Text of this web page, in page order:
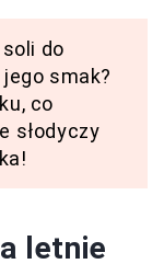
do
smak?
co
słodyczy
letnie